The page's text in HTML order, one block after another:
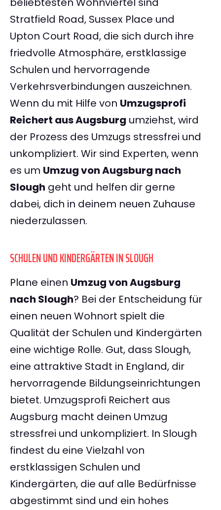
Stratfield Road, Sussex Place und
Upton Court Road, die sich durch ihre
friedvolle Atmosphäre, erstklassige
Schulen und hervorragende
Verkehrsverbindungen auszeichnen.
Wenn du mit Hilfe von Umzugsprofi
Reichert aus Augsburg umziehst, wird
der Prozess des Umzugs stressfrei und
unkompliziert. Wir sind Experten, wenn
es um Umzug von Augsburg nach
Slough geht und helfen dir gerne
dabei, dich in deinem neuen Zuhause
niederzulassen.
SCHULEN UND KINDERGÄRTEN IN SLOUGH
Plane einen Umzug von Augsburg
nach Slough? Bei der Entscheidung für
einen neuen Wohnort spielt die
Qualität der Schulen und Kindergärten
eine wichtige Rolle. Gut, dass Slough,
eine attraktive Stadt in England, dir
hervorragende Bildungseinrichtungen
bietet. Umzugsprofi Reichert aus
Augsburg macht deinen Umzug
stressfrei und unkompliziert. In Slough
findest du eine Vielzahl von
erstklassigen Schulen und
Kindergärten, die auf alle Bedürfnisse
abgestimmt sind und ein hohes